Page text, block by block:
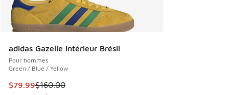
adidas Gazelle Intérieur Brésil
Pour hommes
Green / Blue / Yellow
Cet article est en solde. Le prix est passé de $160.00 à
$79.99$160.00